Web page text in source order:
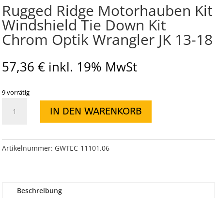
Rugged Ridge Motorhauben Kit
Windshield Tie Down Kit
Chrom Optik Wrangler JK 13-18
57,36 € inkl. 19% MwSt
9 vorrätig
Ridge
Motorhauben
Windshield
Kit
Chrom
IN DEN WARENKORB
Artikelnummer: GWTEC-11101.06
Beschreibung